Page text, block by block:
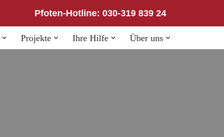
Pfoten-Hotline: 030-319 839 24
Projekte Ihre Hilfe Über uns